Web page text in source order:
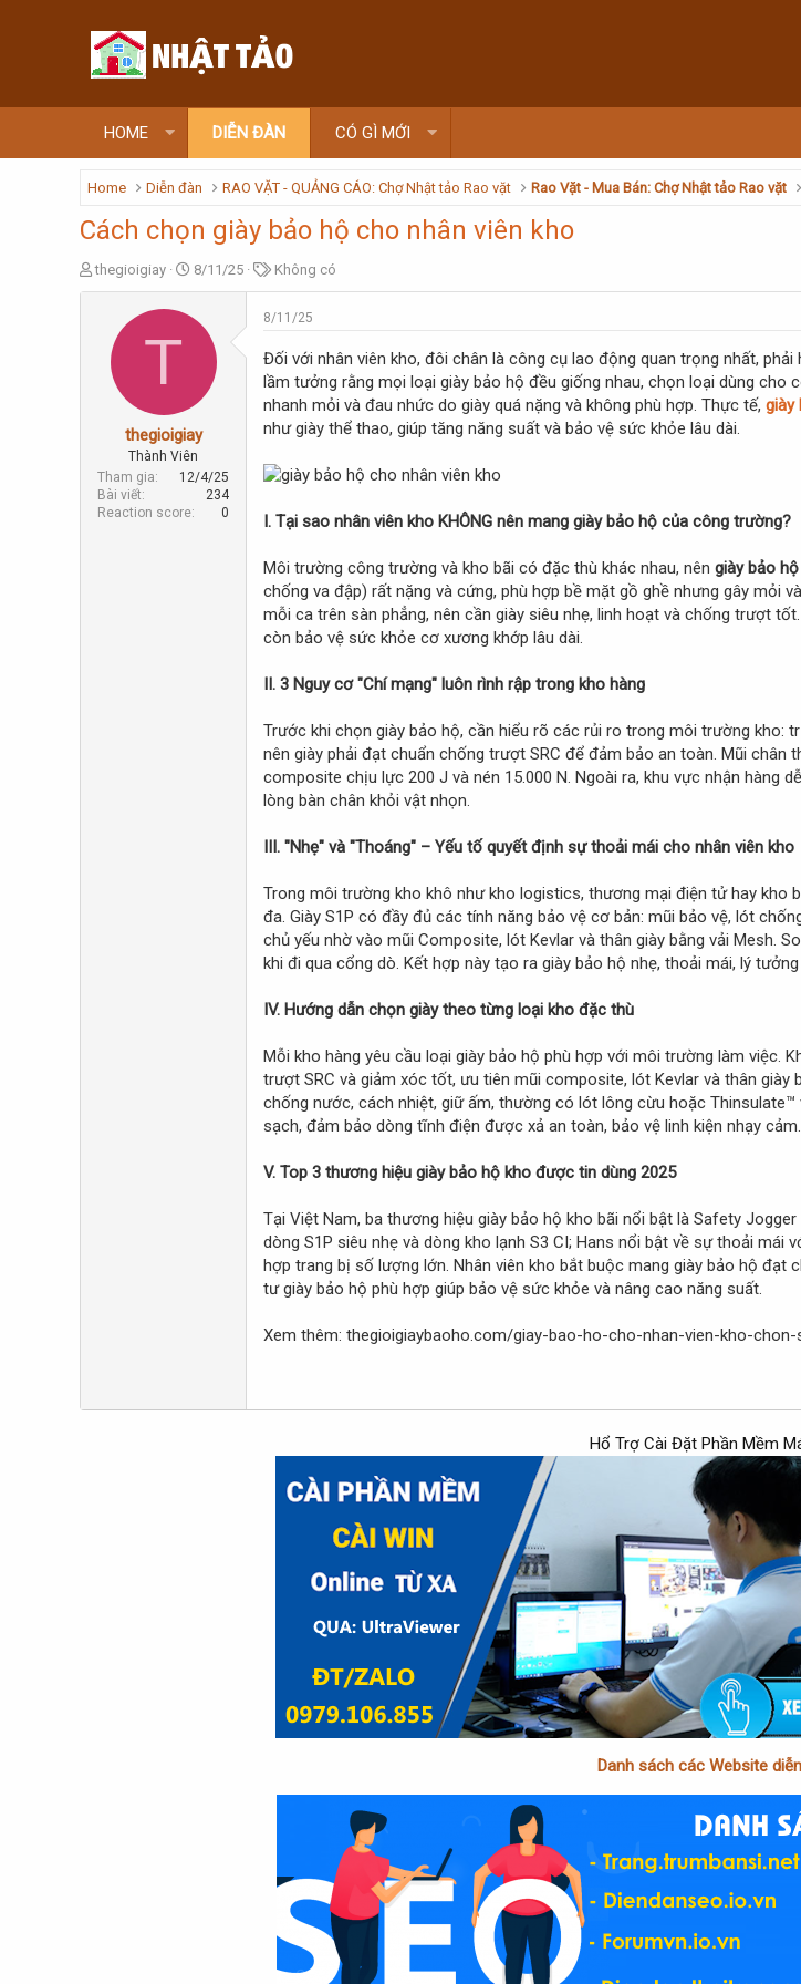
HOME DIỄN ĐÀN CÓ GÌ MỚI
Home Diễn đàn RAO VẶT - QUẢNG CÁO: Chợ Nhật tảo Rao vặt Rao Vặt - Mua Bán: Chợ Nhật tảo Rao vặt
Cách chọn giày bảo hộ cho nhân viên kho
T
h
t
e
thegioigiay
N
g
8/11/25
T
ừ
k
ó
a
Không có
T
thegioigiay
Thành Viên
Tham gia
12/4/25
Bài viết
234
Reaction score
0
8/11/25
Đối với nhân viên kho, đôi chân là công cụ lao động quan trọng nhất,
lầm tưởng rằng mọi loại giày bảo hộ đều giống nhau, chọn loại dùng cho
nhanh mỏi và đau nhức do giày quá nặng và không phù hợp. Thực tế, giày
như giày thể thao, giúp tăng năng suất và bảo vệ sức khỏe lâu dài.
I. Tại sao nhân viên kho KHÔNG nên mang giày bảo hộ của công trường?
Môi trường công trường và kho bãi có đặc thù khác nhau, nên giày bảo hộ
chống va đập) rất nặng và cứng, phù hợp bề mặt gồ ghề nhưng gây mỏi
mỗi ca trên sàn phẳng, nên cần giày siêu nhẹ, linh hoạt và chống trượt
còn bảo vệ sức khỏe cơ xương khớp lâu dài.
II. 3 Nguy cơ "Chí mạng" luôn rình rập trong kho hàng
Trước khi chọn giày bảo hộ, cần hiểu rõ các rủi ro trong môi trường kho:
nên giày phải đạt chuẩn chống trượt SRC để đảm bảo an toàn. Mũi chân
composite chịu lực 200 J và nén 15.000 N. Ngoài ra, khu vực nhận hàng
lòng bàn chân khỏi vật nhọn.
III. "Nhẹ" và "Thoáng" – Yếu tố quyết định sự thoải mái cho nhân viên kho
Trong môi trường kho khô như kho logistics, thương mại điện tử hay kho
đa. Giày S1P có đầy đủ các tính năng bảo vệ cơ bản: mũi bảo vệ, lót
chủ yếu nhờ vào mũi Composite, lót Kevlar và thân giày bằng vải Mesh.
khi đi qua cổng dò. Kết hợp này tạo ra giày bảo hộ nhẹ, thoải mái, lý
IV. Hướng dẫn chọn giày theo từng loại kho đặc thù
Mỗi kho hàng yêu cầu loại giày bảo hộ phù hợp với môi trường làm việc.
trượt SRC và giảm xóc tốt, ưu tiên mũi composite, lót Kevlar và thân
chống nước, cách nhiệt, giữ ấm, thường có lót lông cừu hoặc
sạch, đảm bảo dòng tĩnh điện được xả an toàn, bảo vệ linh kiện nhạy cảm.
V. Top 3 thương hiệu giày bảo hộ kho được tin dùng 2025
Tại Việt Nam, ba thương hiệu giày bảo hộ kho bãi nổi bật là Safety
dòng S1P siêu nhẹ và dòng kho lạnh S3 CI; Hans nổi bật về sự thoải mái
hợp trang bị số lượng lớn. Nhân viên kho bắt buộc mang giày bảo hộ
tư giày bảo hộ phù hợp giúp bảo vệ sức khỏe và nâng cao năng suất.
Xem thêm: thegioigiaybaoho.com/giay-bao-ho-cho-nhan-vien-kho-
Hổ Trợ Cài Đặt Phần Mềm
Danh sách các Website